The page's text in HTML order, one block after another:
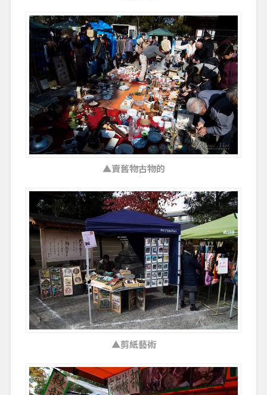
▲賣舊物古物的
▲剪紙藝術